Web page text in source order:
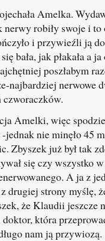
Amelka.
robiły swoje i to
i przywieźli ją
bała, jak płakała a
poszłabym
najbardziej nerwowe
czworaczków.
Amelki, więc
nie minęło 45
Zbyszek już był tak
się czy wszystko
A ja z
drugiej strony myślę,
że Klaudii jeszcze
która
nam ją przywiozą.